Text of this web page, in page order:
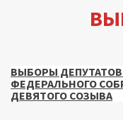
ВЫБОРЫ
ФЕДЕРАЛЬНОГО
ДЕВЯТОГО СОЗЫВА